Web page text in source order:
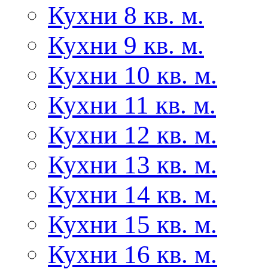
Кухни 8 кв. м.
Кухни 9 кв. м.
Кухни 10 кв. м.
Кухни 11 кв. м.
Кухни 12 кв. м.
Кухни 13 кв. м.
Кухни 14 кв. м.
Кухни 15 кв. м.
Кухни 16 кв. м.